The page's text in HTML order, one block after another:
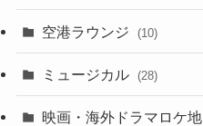
空港ラウンジ (10)
ミュージカル (28)
映画・海外ドラマロケ地